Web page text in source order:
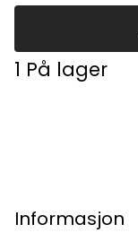
1 På lager
Informasjon